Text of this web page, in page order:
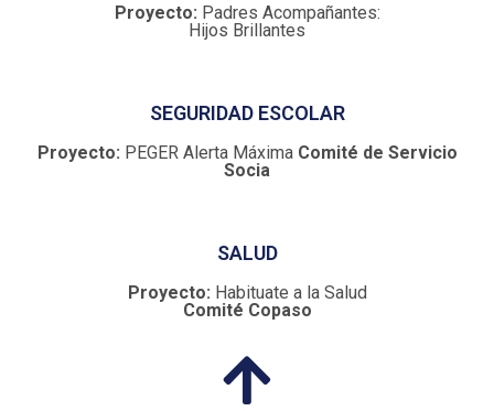
Proyecto: Padres Acompañantes:
Hijos Brillantes
SEGURIDAD ESCOLAR
Proyecto: PEGER Alerta Máxima Comité de Servicio
Socia
SALUD
Proyecto: Habituate a la Salud
Comité Copaso